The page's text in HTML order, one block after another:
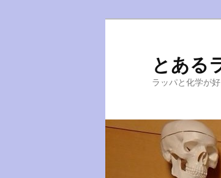
とある
ラッパと化学が